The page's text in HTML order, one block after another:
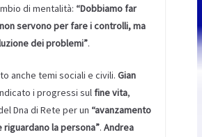
di mentalità: “Dobbiamo far
servono per fare i controlli, ma
dei problemi”.
anche temi sociali e civili. Gian
i progressi sul fine vita,
Dna di Rete per un “avanzamento
la persona”. Andrea